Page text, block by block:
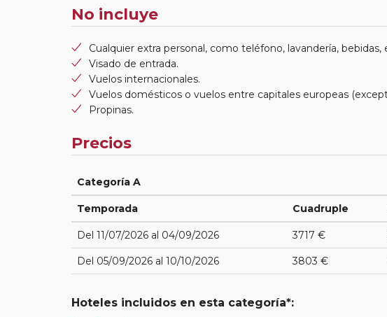
No incluye
Cualquier extra personal, como teléfono, lavandería, bebidas,
Visado de entrada.
Vuelos internacionales.
Vuelos domésticos o vuelos entre capitales europeas
Propinas.
Precios
Categoría A
Temporada Cuadruple
Del 11/07/2026 al 04/09/2026 3717 €
Del 05/09/2026 al 10/10/2026 3803 €
Hoteles incluidos en esta categoría*: